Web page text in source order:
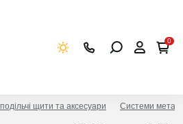
0
щити та аксесуари Системи